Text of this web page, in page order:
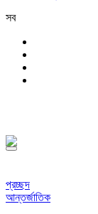
সব
প্রচ্ছদ
আন্তর্জাতিক